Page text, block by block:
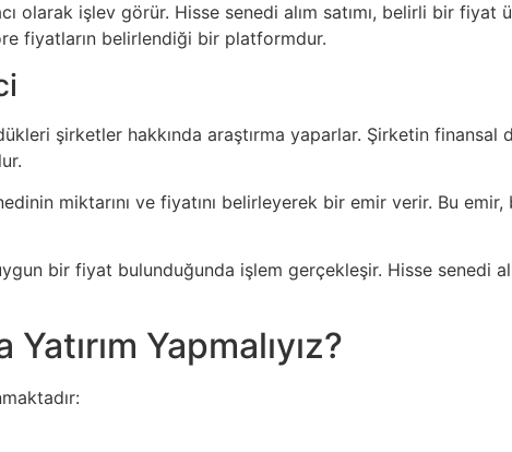
olarak işlev görür. Hisse senedi alım satımı, belirli bir
fiyatların belirlendiği bir platformdur.
şirketler hakkında araştırma yaparlar. Şirketin
miktarını ve fiyatını belirleyerek bir emir verir. Bu
bir fiyat bulunduğunda işlem gerçekleşir. Hisse senedi
Yapmalıyız?